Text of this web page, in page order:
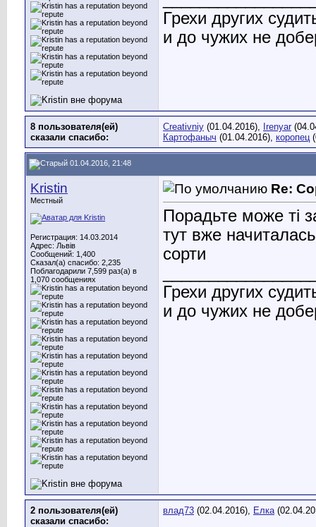
Грехи других
и до чужих не
8 пользователя(ей)
сказали cпасибо:
Creativniy (01.04.2016), Irenyar
Картофаныч (01.04.2016), коропец
01.04.2016, 21:48
Kristin
Местный
Регистрация: 14.03.2014
Адрес: Львів
Сообщений: 1,400
Сказал(а) спасибо: 2,235
Поблагодарили 7,599 раз(а) в
1,070 сообщениях
Re:
Порадьте може ті
тут вже
сорти
Грехи других
и до чужих не
2 пользователя(ей)
сказали cпасибо:
влад73 (02.04.2016), Елка